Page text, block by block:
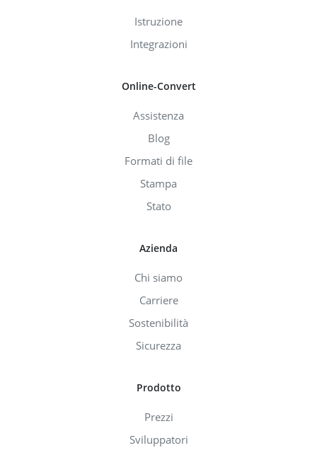
Istruzione
Integrazioni
Online-Convert
Assistenza
Blog
Formati di file
Stampa
Stato
Azienda
Chi siamo
Carriere
Sostenibilità
Sicurezza
Prodotto
Prezzi
Sviluppatori